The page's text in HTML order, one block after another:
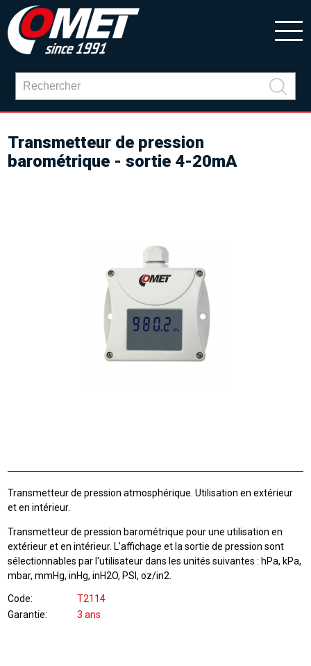
Transmetteur de pression
barométrique - sortie 4-20mA
Transmetteur de pression atmosphérique. Utilisation en extérieur
et en intérieur.
Transmetteur de pression barométrique pour une utilisation en
extérieur et en intérieur. L'affichage et la sortie de pression sont
sélectionnables par l'utilisateur dans les unités suivantes : hPa, kPa,
mbar, mmHg, inHg, inH2O, PSI, oz/in2.
Code
T2114
Garantie
3 ans